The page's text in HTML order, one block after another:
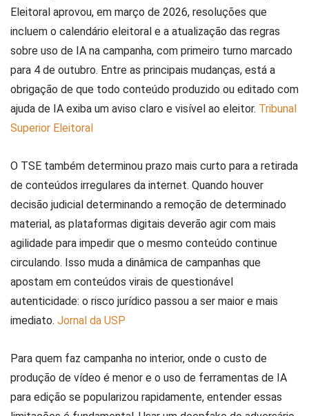
Eleitoral aprovou, em março de 2026, resoluções que
incluem o calendário eleitoral e a atualização das regras
sobre uso de IA na campanha, com primeiro turno marcado
para 4 de outubro. Entre as principais mudanças, está a
obrigação de que todo conteúdo produzido ou editado com
ajuda de IA exiba um aviso claro e visível ao eleitor. Tribunal
Superior Eleitoral
O TSE também determinou prazo mais curto para a retirada
de conteúdos irregulares da internet. Quando houver
decisão judicial determinando a remoção de determinado
material, as plataformas digitais deverão agir com mais
agilidade para impedir que o mesmo conteúdo continue
circulando. Isso muda a dinâmica de campanhas que
apostam em conteúdos virais de questionável
autenticidade: o risco jurídico passou a ser maior e mais
imediato. Jornal da USP
Para quem faz campanha no interior, onde o custo de
produção de vídeo é menor e o uso de ferramentas de IA
para edição se popularizou rapidamente, entender essas